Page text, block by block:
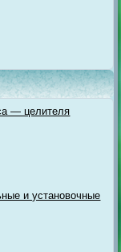
— целителя
и установочные